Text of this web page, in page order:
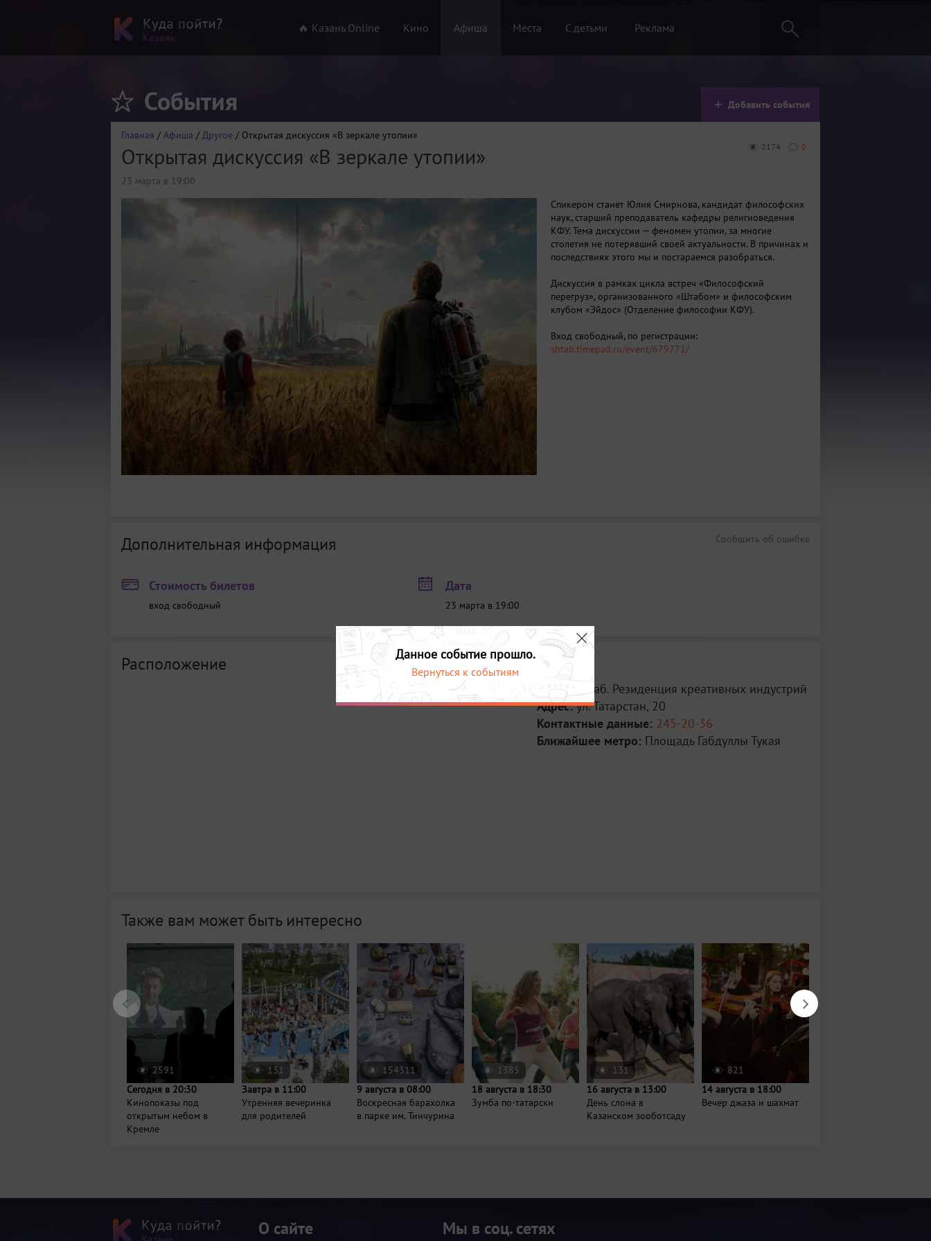
🔥 Казань Online Кино Афиша Места С детьми Реклама
События Добавить события
Главная / Афиша / Другое / Открытая дискуссия «В зеркале утопии»
0
2174
Открытая дискуссия «В зеркале утопии»
23 марта в 19:00
Спикером станет Юлия Смирнова, кандидат философских
наук, старший преподаватель кафедры религиоведения
КФУ. Тема дискуссии — феномен утопии, за многие
столетия не потерявший своей актуальности. В причинах и
последствиях этого мы и постараемся разобраться.
Дискуссия в рамках цикла встреч «Философский
перегруз», организованного «Штабом» и философским
клубом «Эйдос» (Отделение философии КФУ).
Вход свободный, по регистрации:
shtab.timepad.ru/event/679771/
Сообщить об ошибке
Дополнительная информация
Стоимость билетов
вход свободный
Дата
23 марта в 19:00
Расположение
Место:
Штаб. Резиденция креативных индустрий
Адрес:ул. Татарстан, 20
Контактные данные: 245-20-36
Ближайшее метро: Площадь Габдуллы Тукая
Также вам может быть интересно
2591
Сегодня в 20:30
Кинопоказы под
открытым небом в
Кремле
131
Завтра в 11:00
Утренняя вечеринка
для родителей
154311
9 августа в 08:00
Воскресная барахолка
в парке им. Тинчурина
1385
18 августа в 18:30
Зумба по-татарски
131
16 августа в 13:00
День слона в
Казанском зооботсаду
821
14 августа в 18:00
Вечер джаза и шахмат
Данное событие прошло.
Вернуться к событиям
О сайте Мы в соц. сетях